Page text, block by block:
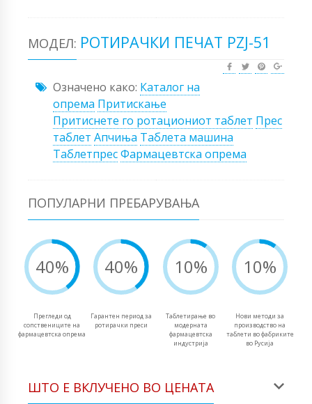
МОДЕЛ: РОТИРАЧКИ ПЕЧАТ РZЈ-51
Означено како: Каталог на
опрема Притискање
Притиснете го ротациониот таблет Прес
таблет Апчиња Таблета машина
ТаблетпресФармацевтска опрема
ПОПУЛАРНИ ПРЕБАРУВАЊА
40%
Прегледи од
сопствениците на
фармацевтска опрема
40%
Гарантен период за
ротирачки преси
10%
Таблетирање во
модерната
фармацевтска
индустрија
10%
Нови методи за
производство на
таблети во фабриките
во Русија
ШТО Е ВКЛУЧЕНО ВО ЦЕНАТА